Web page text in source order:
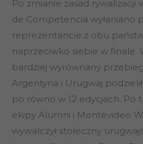
Po zmianie zasad rywalizacji
de Competencia wyłaniano
reprezentancie z obu
naprzeciwko siebie w finale.
bardziej wyrównany
Argentyna i Urugwaj
po równo w 12 edycjach. Po
ekipy Alumni i Montevideo
wywalczył stołeczny